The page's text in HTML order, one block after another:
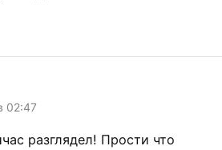
02:47
разглядел! Прости что